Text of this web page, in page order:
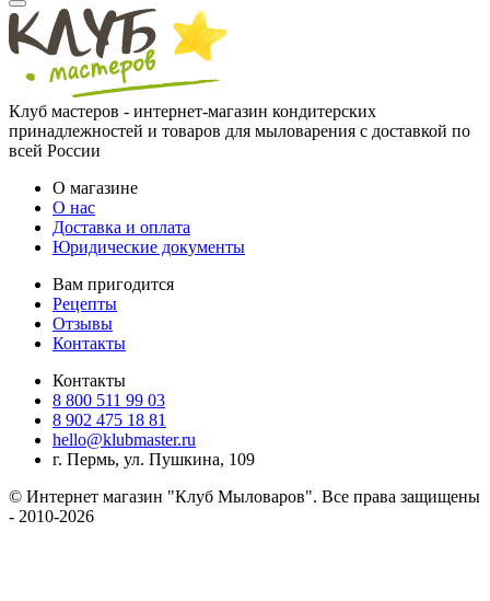
Клуб мастеров - интернет-магазин кондитерских
принадлежностей и товаров для мыловарения с доставкой по
всей России
О магазине
О нас
Доставка и оплата
Юридические документы
Вам пригодится
Рецепты
Отзывы
Контакты
Контакты
8 800 511 99 03
8 902 475 18 81
hello@klubmaster.ru
г. Пермь, ул. Пушкина, 109
© Интернет магазин "Клуб Мыловаров". Все права защищены
- 2010-2026